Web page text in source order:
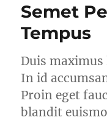
Semet
Tempus
Duis maximus
In id
Proin eget
blandit